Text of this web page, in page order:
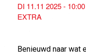
DI 11.11 2025 -
EXTRA
Benieuwd naar wat